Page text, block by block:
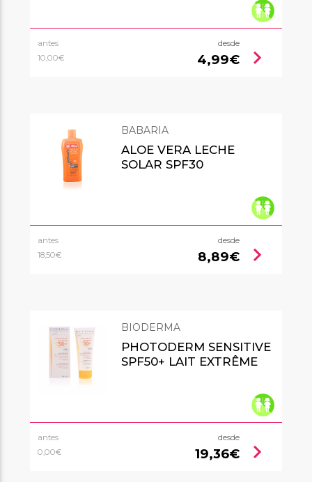
antes
10,00€
desde
4,99€ chevron_right
BABARIA
ALOE VERA LECHE
SOLAR SPF30
antes
18,50€
desde
8,89€ chevron_right
BIODERMA
PHOTODERM SENSITIVE
SPF50+ LAIT EXTRÊME
antes
0,00€
desde
19,36€ chevron_right